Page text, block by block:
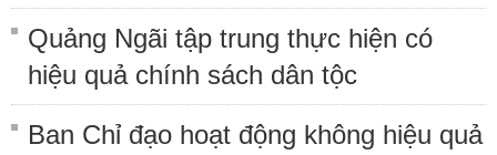
Quảng Ngãi tập trung thực hiện có
hiệu quả chính sách dân tộc
Ban Chỉ đạo hoạt động không hiệu quả